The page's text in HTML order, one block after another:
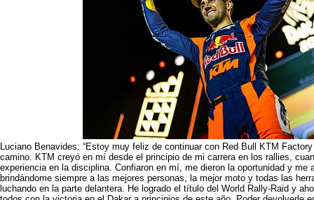
Luciano Benavides: “Estoy muy feliz de continuar con Red Bull KTM
camino. KTM creyó en mí desde el principio de mi carrera en los rallies,
experiencia en la disciplina. Confiaron en mí, me dieron la oportunidad y me
brindándome siempre a las mejores personas, la mejor moto y todas las
luchando en la parte delantera. He logrado el título del World Rally-Raid y